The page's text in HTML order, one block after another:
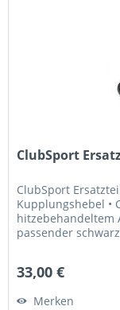
ClubSport
ClubSport
Kupplungshebel •
hitzebehandeltem
passender
33,00 €
Merken